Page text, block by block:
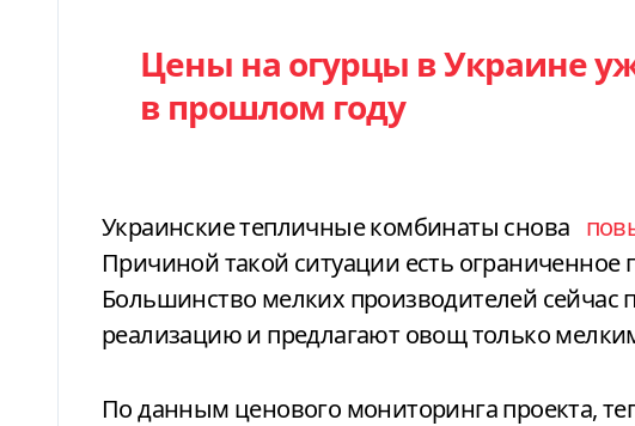
Цены на огурцы в Украине
в прошлом году
Украинские тепличные комбинаты снова
Причиной такой ситуации есть
Большинство мелких производителей сейчас
реализацию и предлагают овощ только
По данным ценового мониторинга проекта,